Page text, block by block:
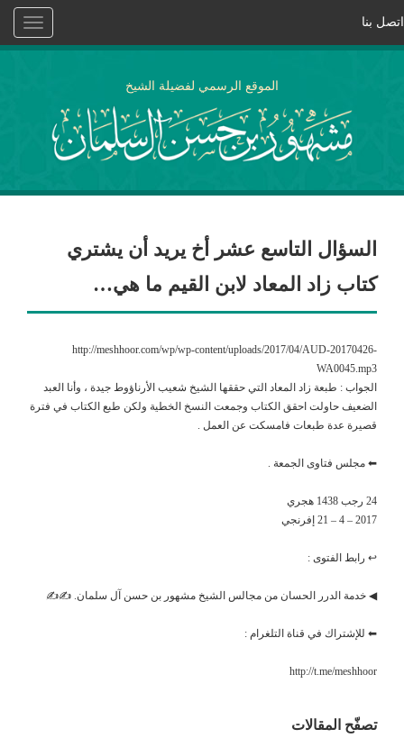
Toggle
اتصل بنا
الموقع الرسمي لفضيلة الشيخ
السؤال التاسع عشر أخ يريد أن يشتري
كتاب زاد المعاد لابن القيم ما هي…
http://meshhoor.com/wp/wp-content/uploads/2017/04/AUD-20170426-
WA0045.mp3
الجواب : طبعة زاد المعاد التي حققها الشيخ شعيب الأرناؤوط جيدة ، وأنا العبد
الضعيف حاولت احقق الكتاب وجمعت النسخ الخطية ولكن طبع الكتاب في فترة
قصيرة عدة طبعات فامسكت عن العمل .
⬅ مجلس فتاوى الجمعة .
24 رجب 1438 هجري
2017 – 4 – 21 إفرنجي
↩ رابط الفتوى :
◀ خدمة الدرر الحسان من مجالس الشيخ مشهور بن حسن آل سلمان. ✍✍
⬅ للإشتراك في قناة التلغرام :
http://t.me/meshhoor
تصفّح المقالات